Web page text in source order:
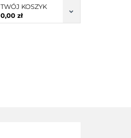
TWÓJ KOSZYK
0,00 zł